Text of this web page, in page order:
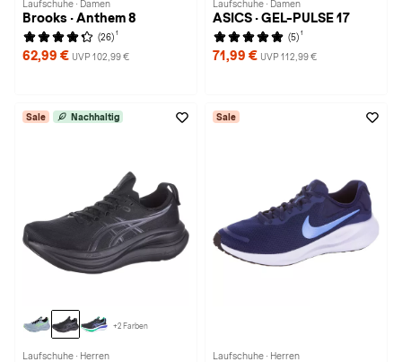
Laufschuhe · Damen
Brooks · Anthem 8
(26) 1
62,99 € UVP 102,99 €
Laufschuhe · Damen
ASICS · GEL-PULSE 17
(5) 1
71,99 € UVP 112,99 €
Sale Nachhaltig
+2 Farben
Laufschuhe · Herren
Sale
Laufschuhe · Herren